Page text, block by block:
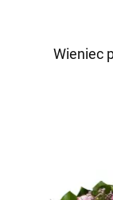
Wieniec